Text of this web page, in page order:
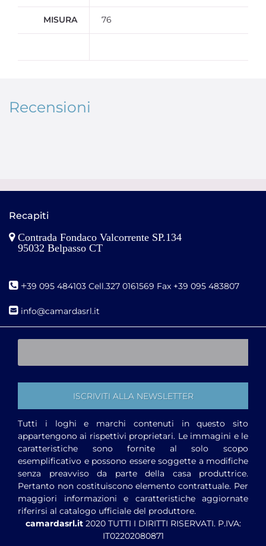
MISURA 76
Recensioni
Recapiti
Contrada Fondaco Valcorrente SP.134
95032 Belpasso CT
+39 095 484103 Cell.327 0161569 Fax +39 095 483807
info@camardasrl.it
Tutti i loghi e marchi contenuti in questo sito
appartengono ai rispettivi proprietari. Le immagini e le
caratteristiche sono fornite al solo scopo
esemplificativo e possono essere soggette a modifiche
senza preavviso da parte della casa produttrice.
Pertanto non costituiscono elemento contrattuale. Per
maggiori informazioni e caratteristiche aggiornate
riferirsi al catalogo ufficiale del produttore.
camardasrl.it2020 TUTTI I DIRITTI RISERVATI. P.IVA:
IT02202080871